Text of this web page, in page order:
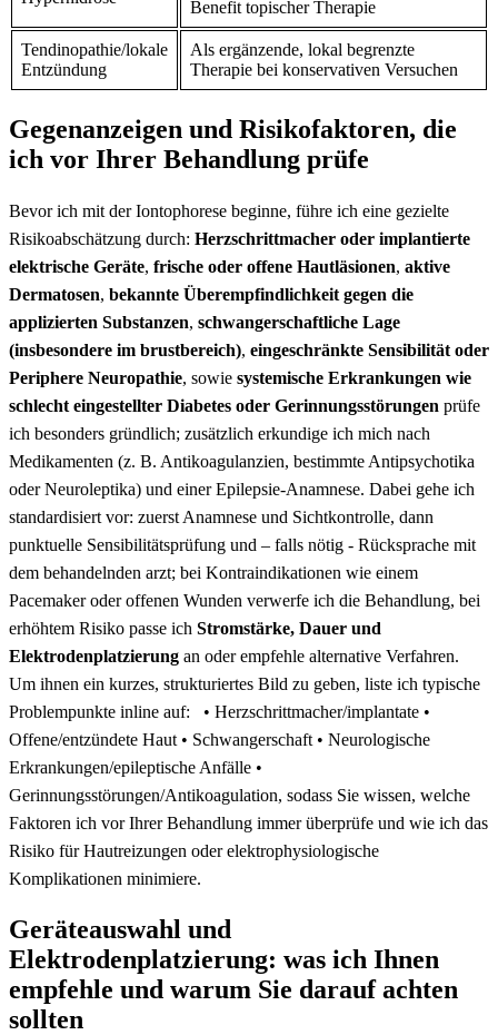
Benefit topischer ⁣Therapie
Tendinopathie/lokale
Entzündung
Als ergänzende, lokal⁣ begrenzte
Therapie bei konservativen Versuchen
Gegenanzeigen und⁢ Risikofaktoren, die
ich vor Ihrer Behandlung prüfe
Bevor ich mit ⁢der Iontophorese beginne, führe ich eine gezielte
Risikoabschätzung durch: Herzschrittmacher oder implantierte
elektrische Geräte, frische oder ‌offene ⁤Hautläsionen, aktive
Dermatosen, bekannte Überempfindlichkeit gegen die
applizierten Substanzen, schwangerschaftliche Lage
(insbesondere im brustbereich), eingeschränkte Sensibilität oder
Periphere Neuropathie, sowie systemische Erkrankungen wie
schlecht eingestellter⁣ Diabetes oder Gerinnungsstörungen prüfe
⁢ich besonders‍ gründlich; zusätzlich erkundige ich mich nach
Medikamenten⁢ (z. B. Antikoagulanzien, bestimmte Antipsychotika​
oder Neuroleptika) und einer Epilepsie-Anamnese. Dabei‌ gehe ich
standardisiert vor: zuerst Anamnese ​und Sichtkontrolle, dann
punktuelle Sensibilitätsprüfung und – falls nötig ‍- Rücksprache mit
dem ​behandelnden arzt; bei Kontraindikationen wie einem
Pacemaker oder ‌offenen Wunden verwerfe‍ ich die Behandlung,‌ bei
erhöhtem Risiko passe ich Stromstärke, Dauer ‍und
Elektrodenplatzierung an oder empfehle alternative Verfahren.
Um ihnen ein kurzes, strukturiertes Bild zu geben, liste ich typische
Problempunkte inline auf:
• Herzschrittmacher/implantate •
Offene/entzündete Haut •‍ Schwangerschaft • Neurologische
Erkrankungen/epileptische Anfälle •
Gerinnungsstörungen/Antikoagulation, sodass Sie wissen, welche
Faktoren ich vor Ihrer ​Behandlung immer überprüfe und⁢ wie ich das
‍Risiko ​für Hautreizungen oder elektrophysiologische
⁣Komplikationen minimiere.
Geräteauswahl und
Elektrodenplatzierung: was ich Ihnen
empfehle und warum ‌Sie darauf achten
sollten